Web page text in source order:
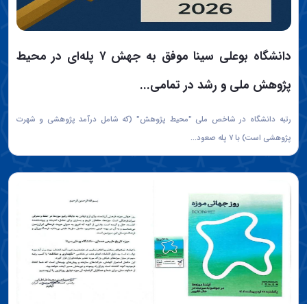
دانشگاه‌ بوعلی سینا موفق به جهش ۷ پله‌ای در محیط
پژوهش ملی و رشد در تمامی...
رتبه دانشگاه در شاخص ملی "محیط پژوهش" (که شامل درآمد پژوهشی و شهرت
پژوهشی است) با ۷ پله صعود...